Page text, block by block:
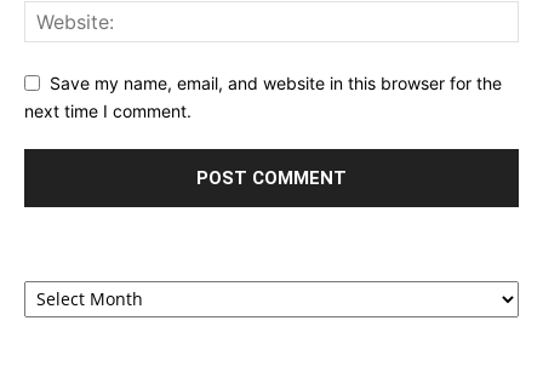
Save my name, email, and website in this browser for the
next time I comment.
Archives